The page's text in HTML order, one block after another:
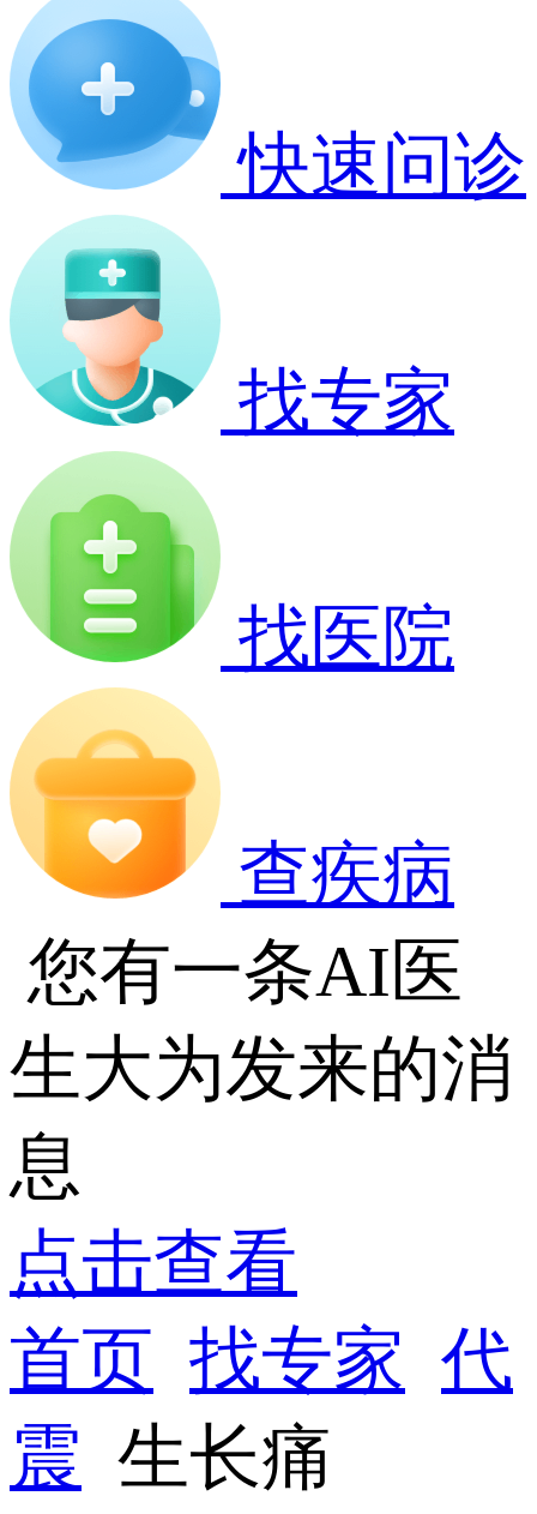
快速问诊
找专家
找医院
查疾病
您有一条AI医
生大为发来的消
息
点击查看
首页 找专家 代
震 生长痛